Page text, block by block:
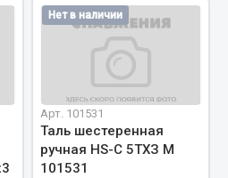
Нет в наличии
Арт. 101531
Таль шестеренная
ручная HS-C 5TXЗ М
101531